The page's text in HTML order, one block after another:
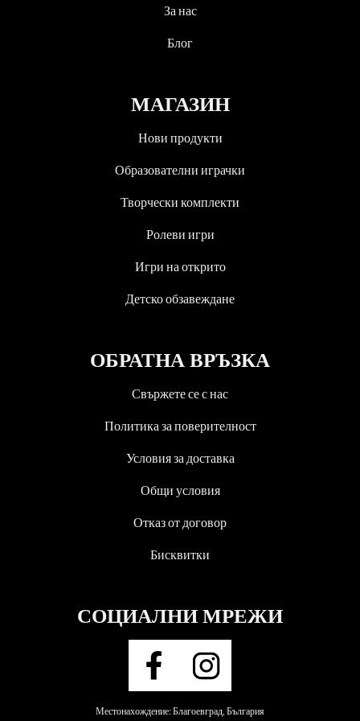
За нас
Блог
МАГАЗИН
Нови продукти
Образователни играчки
Творчески комплекти
Ролеви игри
Игри на открито
Детско обзавеждане
ОБРАТНА ВРЪЗКА
Свържете се с нас
Политика за поверителност
Условия за доставка
Общи условия
Отказ от договор
Бисквитки
СОЦИАЛНИ МРЕЖИ
Местонахождение: Благоевград, България